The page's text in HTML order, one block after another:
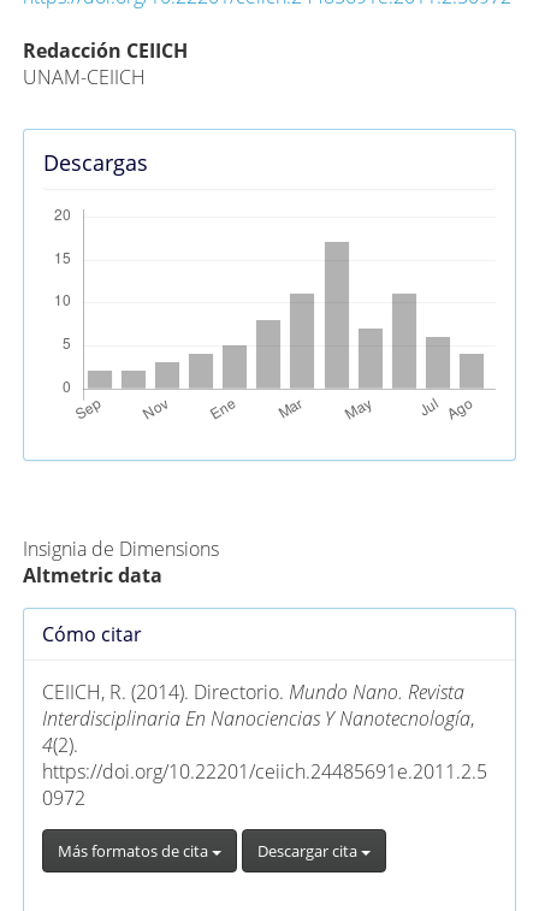
Contenido
principal
del
artículo
Redacción CEIICH
UNAM-CEIICH
Descargas
Insignia de Dimensions
Altmetric data
Detalles
artículo
Cómo citar
CEIICH, R. (2014). Directorio. Mundo Nano. Revista
Interdisciplinaria En Nanociencias Y Nanotecnología,
4(2).
https://doi.org/10.22201/ceiich.24485691e.2011.2.5
0972
Más formatos de cita Descargar cita